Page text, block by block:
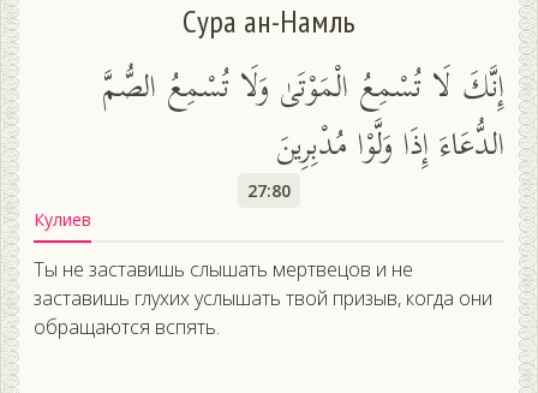
Сура ан-Намль
إِنَّكَ لَا تُسْمِعُ الْمَوْتَىٰ وَلَا تُسْمِعُ الصُّمَّ
الدُّعَاءَ إِذَا وَلَّوْا مُدْبِرِينَ
27:80
Кулиев
Ты не заставишь слышать мертвецов и не
заставишь глухих услышать твой призыв, когда они
обращаются вспять.